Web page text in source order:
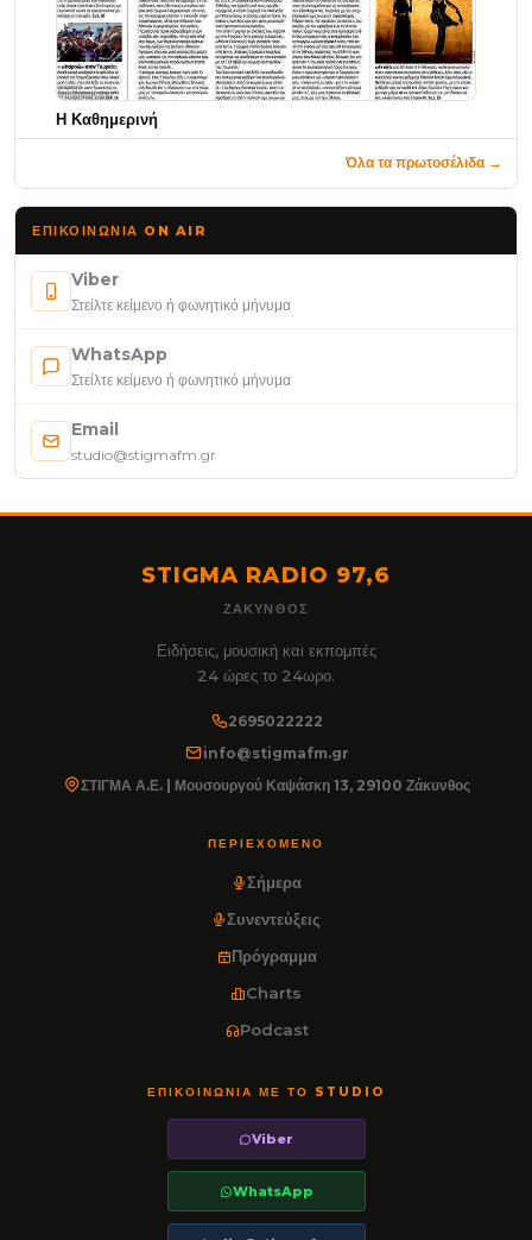
Η Καθημερινή
Όλα τα πρωτοσέλιδα →
ΕΠΙΚΟΙΝΩΝΊΑ ON AIR
Viber
Στείλτε κείμενο ή φωνητικό μήνυμα
WhatsApp
Στείλτε κείμενο ή φωνητικό μήνυμα
Email
studio@stigmafm.gr
STIGMA RADIO 97,6
ΖΆΚΥΝΘΟΣ
Ειδήσεις, μουσική και εκπομπές
24 ώρες το 24ωρο.
2695022222
info@stigmafm.gr
ΣΤΙΓΜΑ Α.Ε. | Μουσουργού Καψάσκη 13, 29100 Ζάκυνθος
ΠΕΡΙΕΧΌΜΕΝΟ
Σήμερα
Συνεντεύξεις
Πρόγραμμα
Charts
Podcast
ΕΠΙΚΟΙΝΩΝΊΑ ΜΕ ΤΟ STUDIO
Viber
WhatsApp